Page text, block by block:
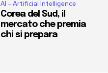
AI - Artificial Intelligence
Corea del Sud, il
mercato che premia
chi si prepara